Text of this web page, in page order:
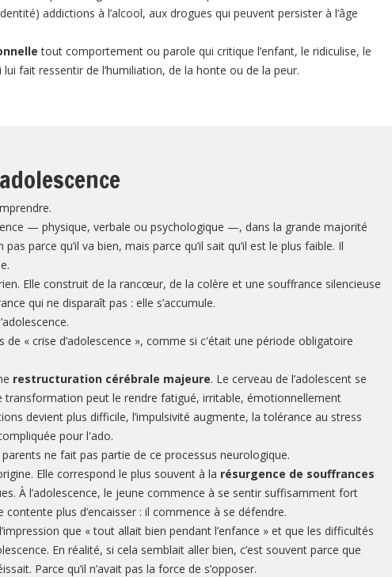
addictions à l’alcool, aux drogues qui peuvent persister à l’âge
tout comportement ou parole qui critique l’enfant, le ridiculise, le
fait ressentir de l’humiliation, de la honte ou de la peur.
— physique, verbale ou psychologique —, dans la grande majorité
parce qu’il va bien, mais parce qu’il sait qu’il est le plus faible. Il
Elle construit de la rancœur, de la colère et une souffrance silencieuse
qui ne disparaît pas : elle s’accumule.
de « crise d’adolescence », comme si c'était une période obligatoire
restructuration cérébrale majeure. Le cerveau de l’adolescent se
transformation peut le rendre fatigué, irritable, émotionnellement
devient plus difficile, l’impulsivité augmente, la tolérance au stress
pour l'ado.
ne fait pas partie de ce processus neurologique.
Elle correspond le plus souvent à la résurgence de souffrances
À l’adolescence, le jeune commence à se sentir suffisamment fort
plus d’encaisser : il commence à se défendre.
que « tout allait bien pendant l’enfance » et que les difficultés
En réalité, si cela semblait aller bien, c’est souvent parce que
Parce qu’il n’avait pas la force de s’opposer.